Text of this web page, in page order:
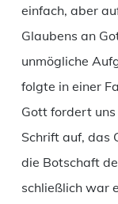
einfach, aber
Glaubens an
unmögliche
folgte in einer
Gott fordert
Schrift auf, das
die Botschaft
schließlich war